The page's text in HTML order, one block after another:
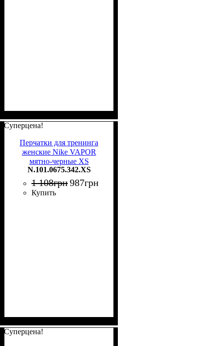
Суперцена!
Перчатки для тренинга
женские Nike VAPOR
мятно-черные XS
N.101.0675.342.XS
N.101.0675.342.XS
1 108грн987грн
Купить
Суперцена!